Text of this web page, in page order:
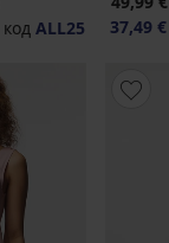
код ALL25
37,49 €